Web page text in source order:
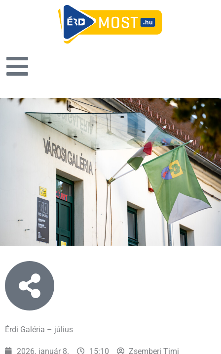
Érdi Galéria – július
2026. január 8. 15:10 Zsemberi Timi